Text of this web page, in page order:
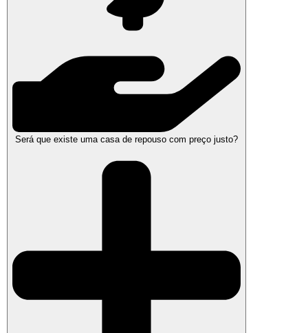
Será que existe uma casa de repouso com preço justo?